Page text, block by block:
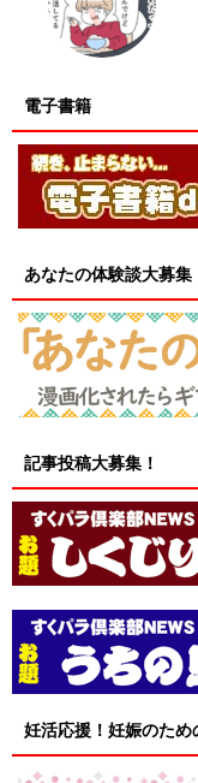
電子書籍
あなたの体験談大募集
記事投稿大募集！
妊活応援！妊娠のため